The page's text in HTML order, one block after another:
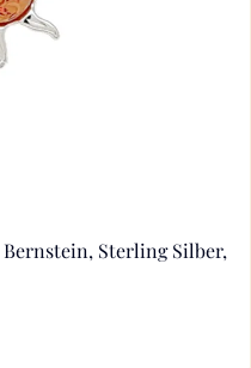
Sterling Silber,